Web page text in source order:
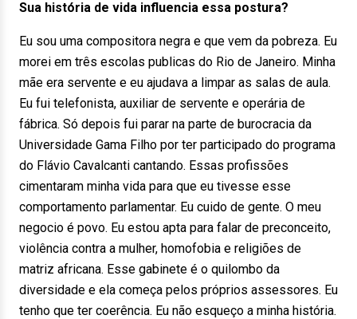
Sua história de vida influencia essa postura?
Eu sou uma compositora negra e que vem da pobreza. Eu
morei em três escolas publicas do Rio de Janeiro. Minha
mãe era servente e eu ajudava a limpar as salas de aula.
Eu fui telefonista, auxiliar de servente e operária de
fábrica. Só depois fui parar na parte de burocracia da
Universidade Gama Filho por ter participado do programa
do Flávio Cavalcanti cantando. Essas profissões
cimentaram minha vida para que eu tivesse esse
comportamento parlamentar. Eu cuido de gente. O meu
negocio é povo. Eu estou apta para falar de preconceito,
violência contra a mulher, homofobia e religiões de
matriz africana. Esse gabinete é o quilombo da
diversidade e ela começa pelos próprios assessores. Eu
tenho que ter coerência. Eu não esqueço a minha história.